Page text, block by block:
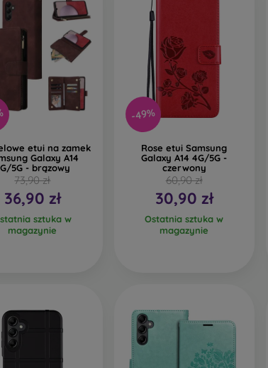
etui na zamek
Galaxy A14
5G - brązowy
73,90 zł
36,90 zł
sztuka w
magazynie
-49%
Rose etui Samsung
Galaxy A14 4G/5G -
czerwony
60,90 zł
30,90 zł
Ostatnia sztuka w
magazynie